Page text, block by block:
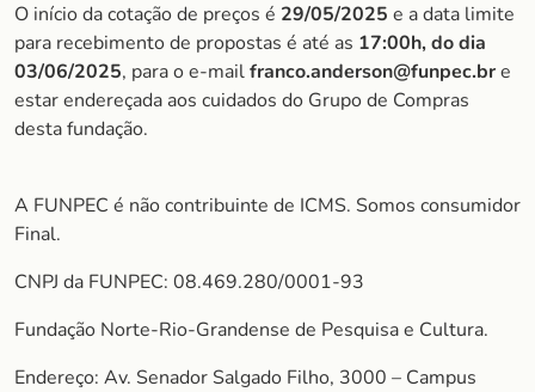
O início da cotação de preços é 29/05/2025 e a data limite
para recebimento de propostas é até as 17:00h, do dia
03/06/2025, para o e-mailfranco.anderson@funpec.bre
estar endereçada aos cuidados do Grupo de Compras
desta fundação.
A FUNPEC é não contribuinte de ICMS. Somos consumidor
Final.
CNPJ da FUNPEC: 08.469.280/0001-93
Fundação Norte-Rio-Grandense de Pesquisa e Cultura.
Endereço: Av. Senador Salgado Filho, 3000 – Campus